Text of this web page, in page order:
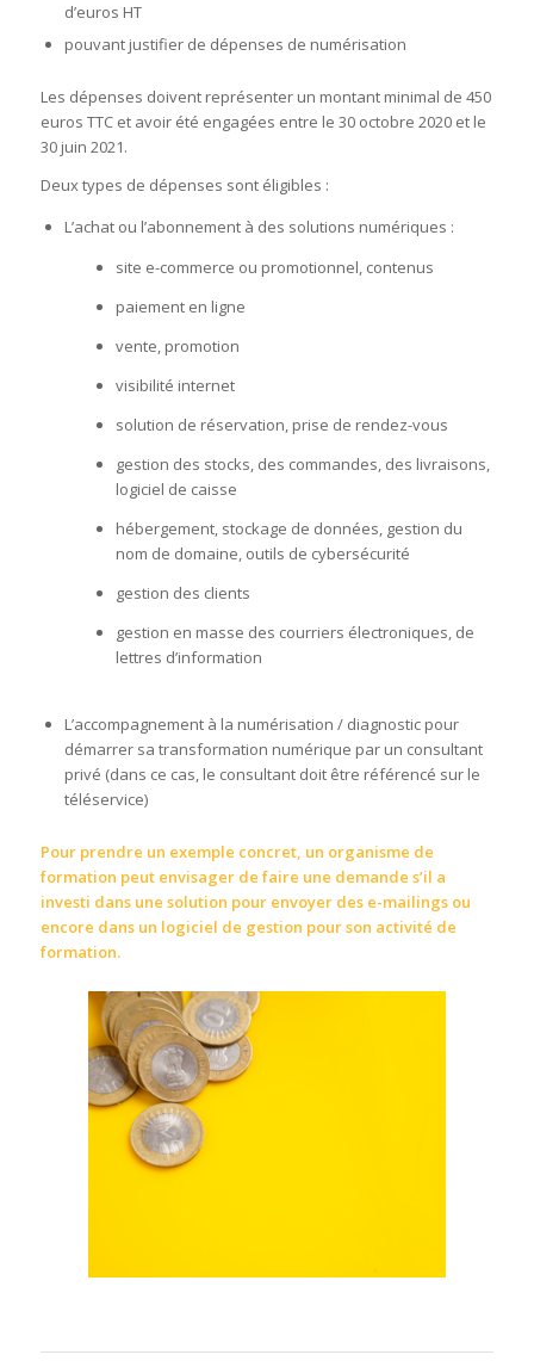
d’euros HT
pouvant justifier de dépenses de numérisation
Les dépenses doivent représenter un montant minimal de 450
euros TTC et avoir été engagées entre le 30 octobre 2020 et le
30 juin 2021.
Deux types de dépenses sont éligibles :
L’achat ou l’abonnement à des solutions numériques :
site e-commerce ou promotionnel, contenus
paiement en ligne
vente, promotion
visibilité internet
solution de réservation, prise de rendez-vous
gestion des stocks, des commandes, des livraisons,
logiciel de caisse
hébergement, stockage de données, gestion du
nom de domaine, outils de cybersécurité
gestion des clients
gestion en masse des courriers électroniques, de
lettres d’information
L’accompagnement à la numérisation / diagnostic pour
démarrer sa transformation numérique par un consultant
privé (dans ce cas, le consultant doit être référencé sur le
téléservice)
Pour prendre un exemple concret, un organisme de
formation peut envisager de faire une demande s’il a
investi dans une solution pour envoyer des e-mailings ou
encore dans un logiciel de gestion pour son activité de
formation.